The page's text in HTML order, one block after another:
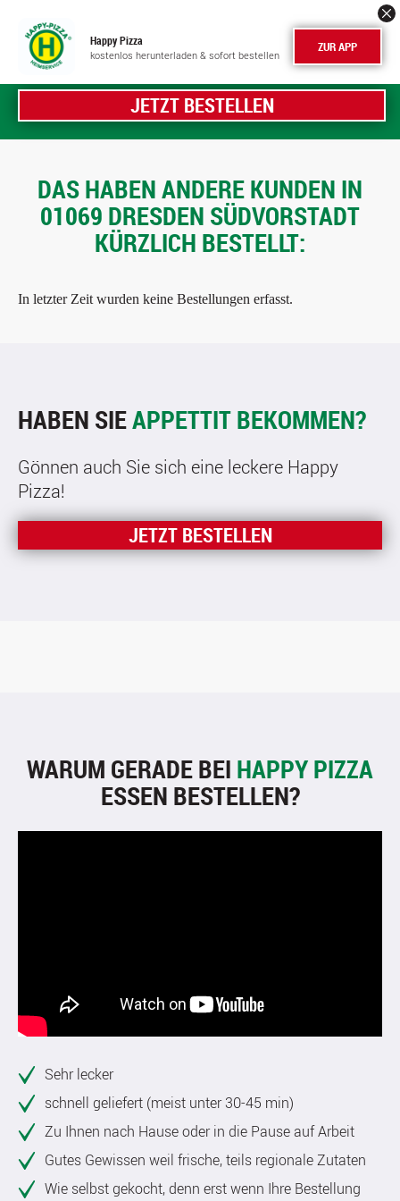
Happy Pizza
kostenlos herunterladen & sofort bestellen ZUR APP
JETZT BESTELLEN
DAS HABEN ANDERE KUNDEN IN
01069 DRESDEN SÜDVORSTADT
KÜRZLICH BESTELLT:
In letzter Zeit wurden keine Bestellungen erfasst.
HABEN SIEAPPETTIT BEKOMMEN?
Gönnen auch Sie sich eine leckere Happy
Pizza!
JETZT BESTELLEN
WARUM GERADE BEI HAPPY PIZZA
ESSEN BESTELLEN?
Sehr lecker
schnell geliefert (meist unter 30-45 min)
Zu Ihnen nach Hause oder in die Pause auf Arbeit
Gutes Gewissen weil frische, teils regionale Zutaten
Wie selbst gekocht, denn erst wenn Ihre Bestellung